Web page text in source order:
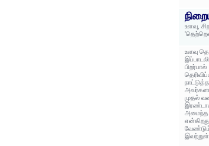
உளவு,
உளவு
முதல்
அமைந்த